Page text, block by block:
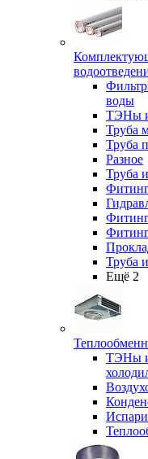
воды
ТЭНы
Труба
Труба
Разное
Труба
Труба
Ещё 2
ТЭНы